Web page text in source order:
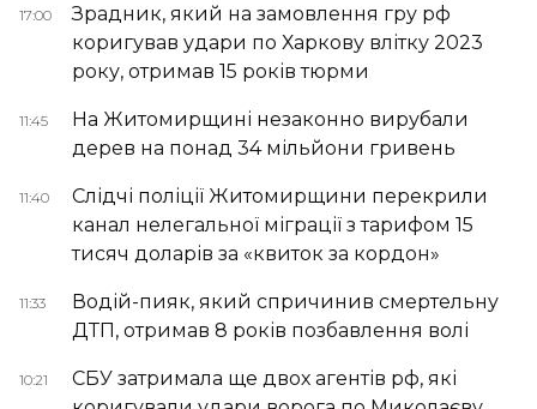
17:00
Зрадник, який на замовлення гру рф
коригував удари по Харкову влітку 2023
року, отримав 15 років тюрми
11:45
На Житомирщині незаконно вирубали
дерев на понад 34 мільйони гривень
11:40
Слідчі поліції Житомирщини перекрили
канал нелегальної міграції з тарифом 15
тисяч доларів за «квиток за кордон»
11:33
Водій-пияк, який спричинив смертельну
ДТП, отримав 8 років позбавлення волі
10:21
СБУ затримала ще двох агентів рф, які